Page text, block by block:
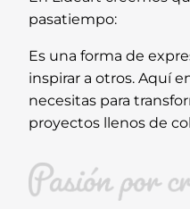
pasatiempo:
Es una forma de
inspirar a otros. Aquí
necesitas para
proyectos llenos de